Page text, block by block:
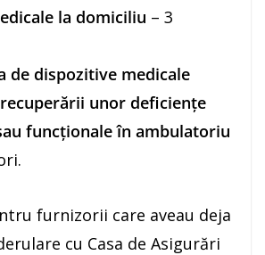
la domiciliu – 3
de dispozitive medicale
unor deficiențe
funcționale în ambulatoriu
furnizorii care aveau deja
cu Casa de Asigurări